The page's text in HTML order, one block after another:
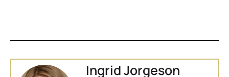
Ingrid Jorgeson